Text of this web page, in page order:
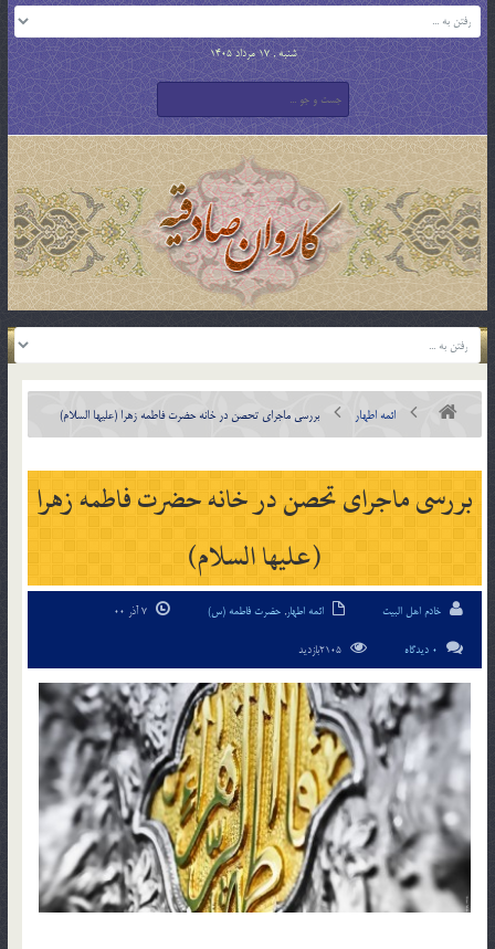
شنبه , 17 مرداد 1405
ائمه اطهار بررسی ماجرای تحصن در خانه حضرت فاطمه زهرا (علیها السلام)
بررسی ماجرای تحصن در خانه حضرت فاطمه زهرا
(علیها السلام)
خادم اهل البیت ائمه اطهار, حضرت فاطمه (س)
0 دیدگاه